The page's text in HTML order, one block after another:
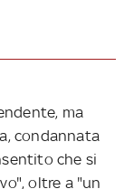
ma
condannata
che si
oltre a "un